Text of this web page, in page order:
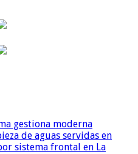
gestiona moderna
de aguas servidas en
sistema frontal en La